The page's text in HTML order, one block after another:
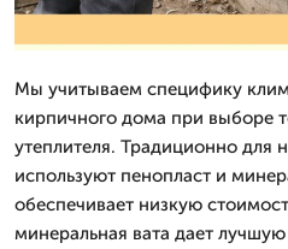
Мы учитываем специфику
кирпичного дома при выборе
утеплителя. Традиционно для
используют пенопласт и
обеспечивает низкую
минеральная вата дает